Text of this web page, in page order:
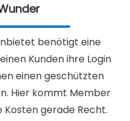
benötigt eine
Kunden ihre Login
einen geschützten
Hier kommt Member
gerade Recht.